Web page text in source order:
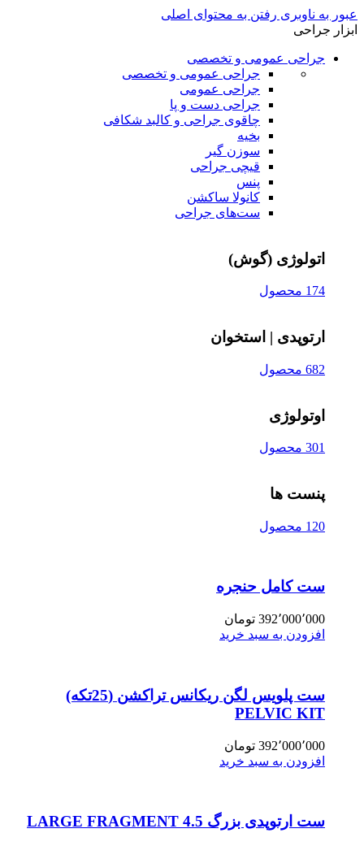
عبور به ناوبری رفتن به محتوای اصلی
ابزار جراحی
جراحی عمومی و تخصصی
جراحی عمومی و تخصصی
جراحی عمومی
جراحی دست و پا
چاقوی جراحی و کالبد شکافی
بخیه
سوزن‌ گیر
قیچی‌ جراحی
پنس
کانولا ساکشن
ست‌های جراحی
اتولوژی (گوش)
174 محصول
ارتوپدی | استخوان
682 محصول
اوتولوژی
301 محصول
پنست ها
120 محصول
ست کامل حنجره
392٬000٬000 تومان
افزودن به سبد خرید
ست پلویس لگن ریکانس تراکشن (25تکه)
PELVIC KIT
392٬000٬000 تومان
افزودن به سبد خرید
ست ارتوپدی بزرگ 4.5 LARGE FRAGMENT